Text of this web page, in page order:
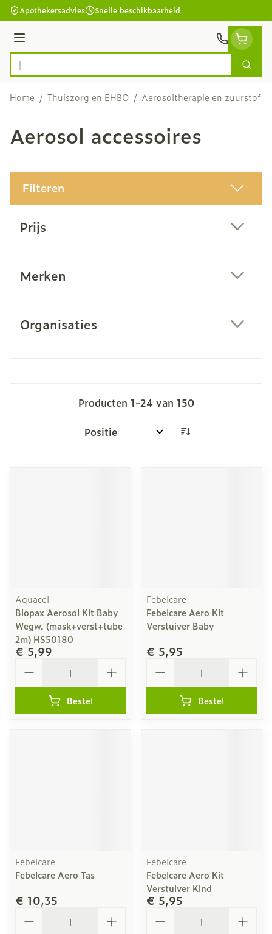
Ga naar de inhoud
Apothekersadvies Snelle beschikbaarheid
Menu
Product, merk, categorie...
Zoek
Home / Thuiszorg en EHBO / Aerosoltherapie en zuurstof
Aerosol accessoires
Filteren
Prijs
Merken
Organisaties
Producten 1-24 van 150
Sorteer op:
Aquacel
Biopax Aerosol Kit Baby
Wegw. (mask+verst+tube
2m) HS50180
€ 5,99
Bestel
Febelcare
Febelcare Aero Kit
Verstuiver Baby
€ 5,95
Bestel
Febelcare
Febelcare Aero Tas
€ 10,35
Febelcare
Febelcare Aero Kit
Verstuiver Kind
€ 5,95